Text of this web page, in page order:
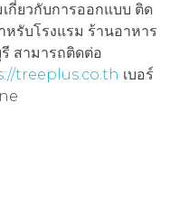
กี่ยวกับการออกแบบ ติด
รับโรงแรม ร้านอาหาร
สามารถติดต่อ
treeplus.co.th เบอร์